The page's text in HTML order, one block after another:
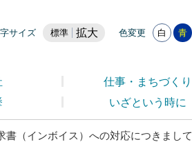
サイズ 標準 拡大 色変更 白 青
報
仕事・まちづくり
いざという時に
書（インボイス）への対応につきまして